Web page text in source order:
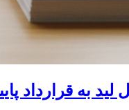
لید به قرارداد